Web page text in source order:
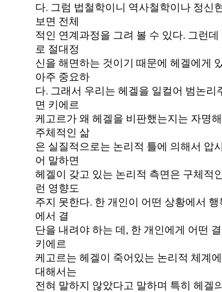
다. 그럼 법철학이니 역사철학이나 정신
보면 전체
적인 연계과정을 그려 볼 수 있다. 그런
로 절대정
신을 해면하는 것이기 때문에 헤겔에게
아주 중요하
다. 그래서 우리는 헤겔을 일컬어 범논
면 키에르
케고르가 왜 헤겔을 비판했는지는 자명
주체적인 삶
은 실질적으로는 논리적 틀에 의해서 압
어 말하면
헤겔이 갖고 있는 논리적 측면은 구체적
런 영향도
주지 못한다. 한 개인이 어떤 상황에서
에서 결
단을 내려야 하는 데, 한 개인에게 어떤
키에르
케고르는 헤겔이 죽어있는 논리적 체계
대해서는
전혀 말하지 않았다고 말하며 특히 헤겔